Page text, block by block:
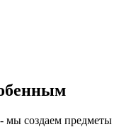
мы создаем предметы